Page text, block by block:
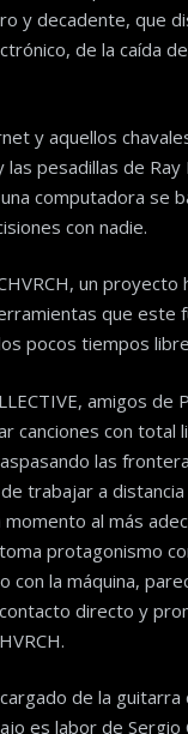
y decadente, que
de la caída
y aquellos
pesadillas de
computadora se
con nadie.
un
que
pocos tiempos
amigos de
canciones con total
las
trabajar a
al más
protagonismo
la máquina,
directo y
de la
es labor de